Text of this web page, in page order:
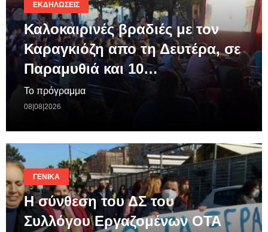
ΕΚΔΗΛΏΣΕΙΣ
Καλοκαιρινές βραδιές με τον
Καραγκιόζη απο τη Δευτέρα, σε
Παραμυθιά και 10…
Το πρόγραμμα
08|08|2026
ΓΕΝΙΚΆ
Η σύνθεση του ΔΣ του
Συλλόγου Εργαζομένων ΟΤΑ